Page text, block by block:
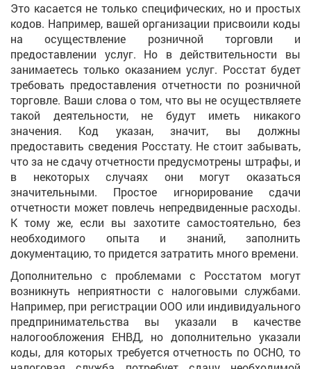
Это касается не только специфических, но и простых
кодов. Например, вашей организации присвоили коды
на осуществление розничной торговли и
предоставлении услуг. Но в действительности вы
занимаетесь только оказанием услуг. Росстат будет
требовать предоставления отчетности по розничной
торговле. Ваши слова о том, что вы не осуществляете
такой деятельности, не будут иметь никакого
значения. Код указан, значит, вы должны
предоставить сведения Росстату. Не стоит забывать,
что за не сдачу отчетности предусмотрены штрафы, и
в некоторых случаях они могут оказаться
значительными. Простое игнорирование сдачи
отчетности может повлечь непредвиденные расходы.
К тому же, если вы захотите самостоятельно, без
необходимого опыта и знаний, заполнить
документацию, то придется затратить много времени.
Дополнительно с проблемами с Росстатом могут
возникнуть неприятности с налоговыми службами.
Например, при регистрации ООО или индивидуального
предпринимательства вы указали в качестве
налогообложения ЕНВД, но дополнительно указали
коды, для которых требуется отчетность по ОСНО, то